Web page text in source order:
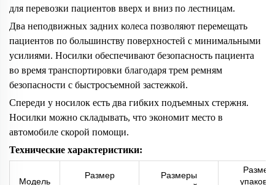
для перевозки пациентов вверх и вниз по лестницам.
Два неподвижных задних колеса позволяют перемещать
пациентов по большинству поверхностей с минимальными
усилиями. Носилки обеспечивают безопасность пациента
во время транспортировки благодаря трем ремням
безопасности с быстросъемной застежкой.
Спереди у носилок есть два гибких подъемных стержня.
Носилки можно складывать, что экономит место в
автомобиле скорой помощи.
Технические характеристики:
Модель
Размер
Размеры
Размер
упаковки